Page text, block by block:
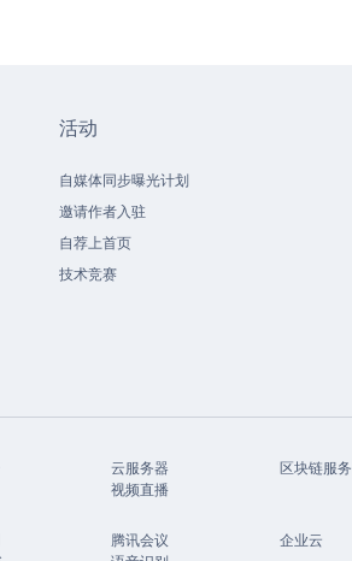
活动
自媒体同步曝光计划
邀请作者入驻
自荐上首页
技术竞赛
云服务器 区块链服务
视频直播
腾讯会议 企业云